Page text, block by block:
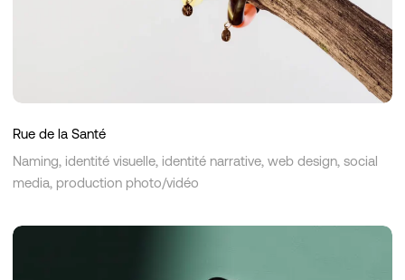
Rue de la Santé
Naming, identité visuelle, identité narrative, web design, social
media, production photo/vidéo
Epona